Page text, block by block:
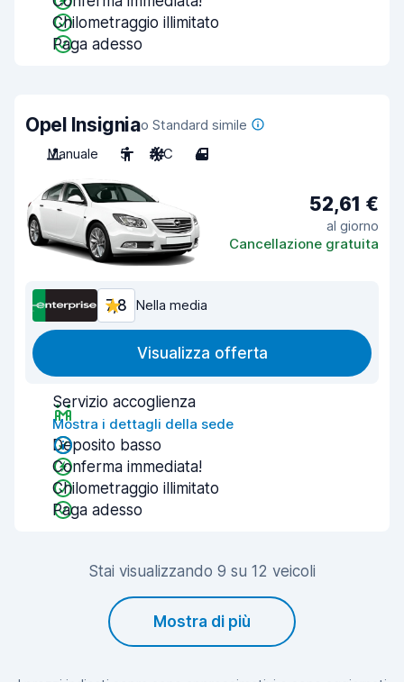
Chilometraggio illimitato
Paga adesso
Opel Insigniao Standard simile
Manuale
5 A/C 4
52,61 €
al giorno
Cancellazione gratuita
7,8 Nella media
Visualizza offerta
Servizio accoglienza
Mostra i dettagli della sede
Deposito basso
Conferma immediata!
Chilometraggio illimitato
Paga adesso
Stai visualizzando 9 su 12 veicoli
Mostra di più